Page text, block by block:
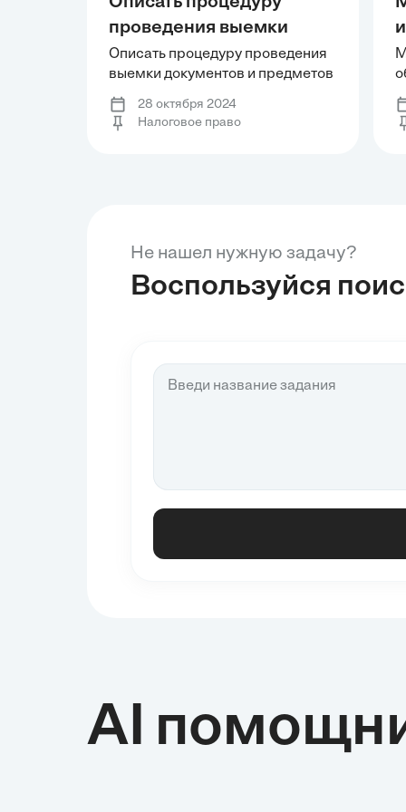
проведения выемки
документов и предметов
в ходе налоговой
проверки. Составить
необходимые
Описать процедуру проведения
выемки документов и предметов
в ходе налоговой проверки.
Составить необходимые
процессуальные документы.
28 октября 2024
Налоговое право
Не нашел нужную задачу?
Воспользуйся
AI